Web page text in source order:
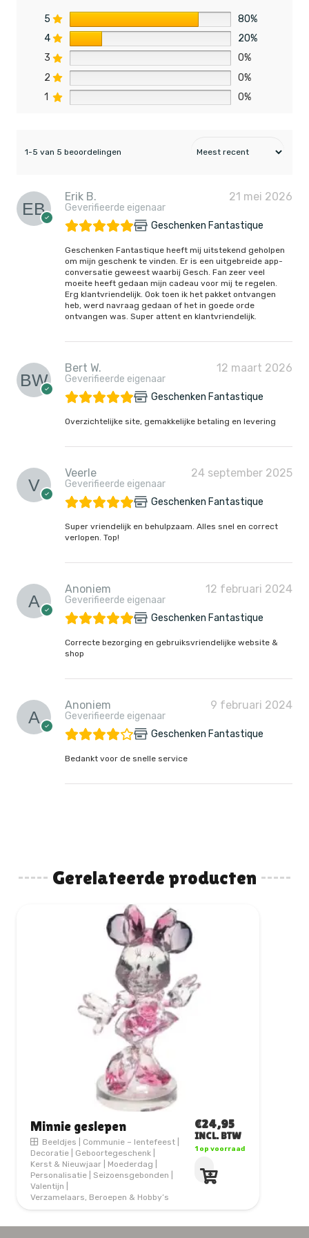
5
80%
4
20%
3
0%
2
0%
1
0%
1-5 van 5 beoordelingen
Erik B.
Geverifieerde eigenaar
21 mei 2026
Geschenken Fantastique
Geschenken Fantastique heeft mij uitstekend geholpen
om mijn geschenk te vinden. Er is een uitgebreide app-
conversatie geweest waarbij Gesch. Fan zeer veel
moeite heeft gedaan mijn cadeau voor mij te regelen.
Erg klantvriendelijk. Ook toen ik het pakket ontvangen
heb, werd navraag gedaan of het in goede orde
ontvangen was. Super attent en klantvriendelijk.
Bert W.
Geverifieerde eigenaar
12 maart 2026
Geschenken Fantastique
Overzichtelijke site, gemakkelijke betaling en levering
Veerle
Geverifieerde eigenaar
24 september 2025
Geschenken Fantastique
Super vriendelijk en behulpzaam. Alles snel en correct
verlopen. Top!
Anoniem
Geverifieerde eigenaar
12 februari 2024
Geschenken Fantastique
Correcte bezorging en gebruiksvriendelijke website &
shop
Anoniem
Geverifieerde eigenaar
9 februari 2024
Geschenken Fantastique
Bedankt voor de snelle service
Gerelateerde producten
Minnie geslepen
Beeldjes Communie – lentefeest|
Decoratie
Geboortegeschenk
Kerst & Nieuwjaar
Moederdag
Personalisatie
Seizoensgebonden
Valentijn
Verzamelaars, Beroepen & Hobby’s
€24,95
INCL. BTW
1 op voorraad